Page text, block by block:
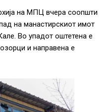
на МПЦ вчера соопшти
на манастирскиот имот
Во упадот оштетена е
и направена е